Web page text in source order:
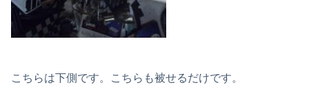
こちらは下側です。こちらも被せるだけです。